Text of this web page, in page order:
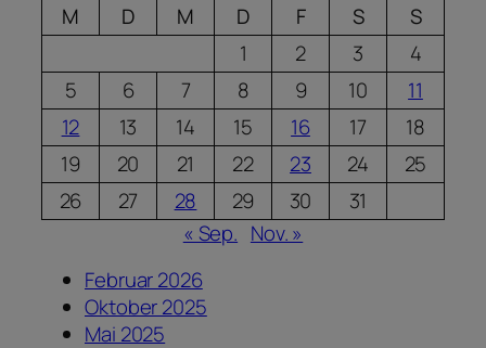
M
D M D F S
S
1
2 3
4
5
6 7 8 9 10
11
12
13 14 15 16 17
18
19
20 21 22 23 24
25
26
27 28 29 30
31
« Sep. Nov. »
Februar 2026
Oktober 2025
Mai 2025